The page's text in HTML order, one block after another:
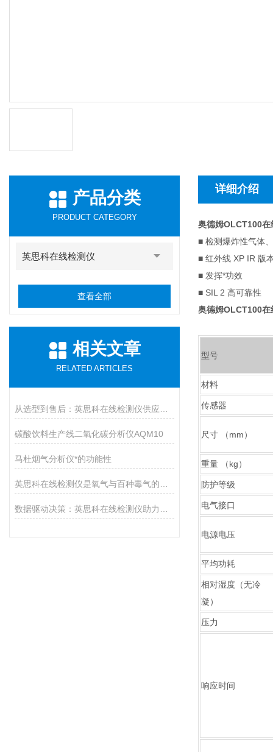
产品分类
PRODUCT CATEGORY
英思科在线检测仪
查看全部
相关文章
RELATED ARTICLES
碳酸饮料生产线二氧化碳分析仪AQM10
马杜烟气分析仪*的功能性
详细介绍
奥德姆OLCT100在
■ 检测爆炸性气体
■ 红外线 XP IR 版
■ 发挥*功效
■ SIL 2 高可靠性
奥德姆OLCT100在
型号
材料
传感器
尺寸 （mm）
重量 （kg）
防护等级
电气接口
电源电压
平均功耗
相对湿度（无冷
凝）
压力
响应时间